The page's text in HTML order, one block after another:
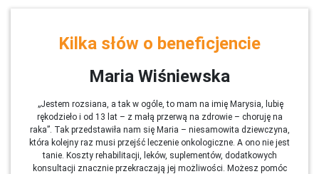
Kilka słów o beneficjencie
Maria Wiśniewska
„Jestem rozsiana, a tak w ogóle, to mam na imię Marysia, lubię
rękodzieło i od 13 lat – z małą przerwą na zdrowie – choruję na
raka”. Tak przedstawiła nam się Maria – niesamowita dziewczyna,
która kolejny raz musi przejść leczenie onkologiczne. A ono nie jest
tanie. Koszty rehabilitacji, leków, suplementów, dodatkowych
konsultacji znacznie przekraczają jej możliwości. Możesz pomóc